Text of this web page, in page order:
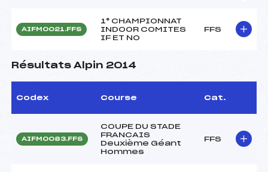
AIFM0021.FFS
1° CHAMPIONNAT
INDOOR COMITES
IF ET NO
FFS
Résultats Alpin 2014
Codex Course Cat.
AIFM0083.FFS
COUPE DU STADE
FRANCAIS
Deuxième Géant
Hommes
FFS